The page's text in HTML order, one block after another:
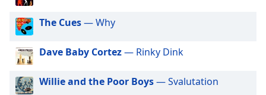
Track
in-
Picture
Fullscreen
This
The Cues— Why
Dave Baby Cortez— Rinky Dink
Willie and the Poor Boys— Svalutation